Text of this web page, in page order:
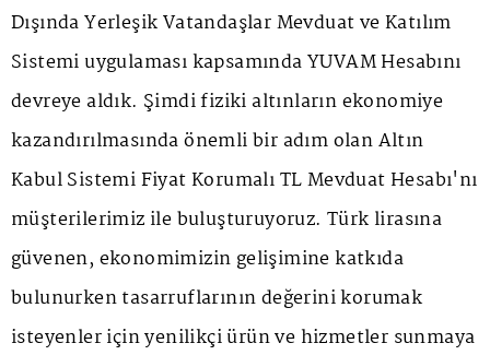
Dışında Yerleşik Vatandaşlar Mevduat ve Katılım
Sistemi uygulaması kapsamında YUVAM Hesabını
devreye aldık. Şimdi fiziki altınların ekonomiye
kazandırılmasında önemli bir adım olan Altın
Kabul Sistemi Fiyat Korumalı TL Mevduat Hesabı'nı
müşterilerimiz ile buluşturuyoruz. Türk lirasına
güvenen, ekonomimizin gelişimine katkıda
bulunurken tasarruflarının değerini korumak
isteyenler için yenilikçi ürün ve hizmetler sunmaya